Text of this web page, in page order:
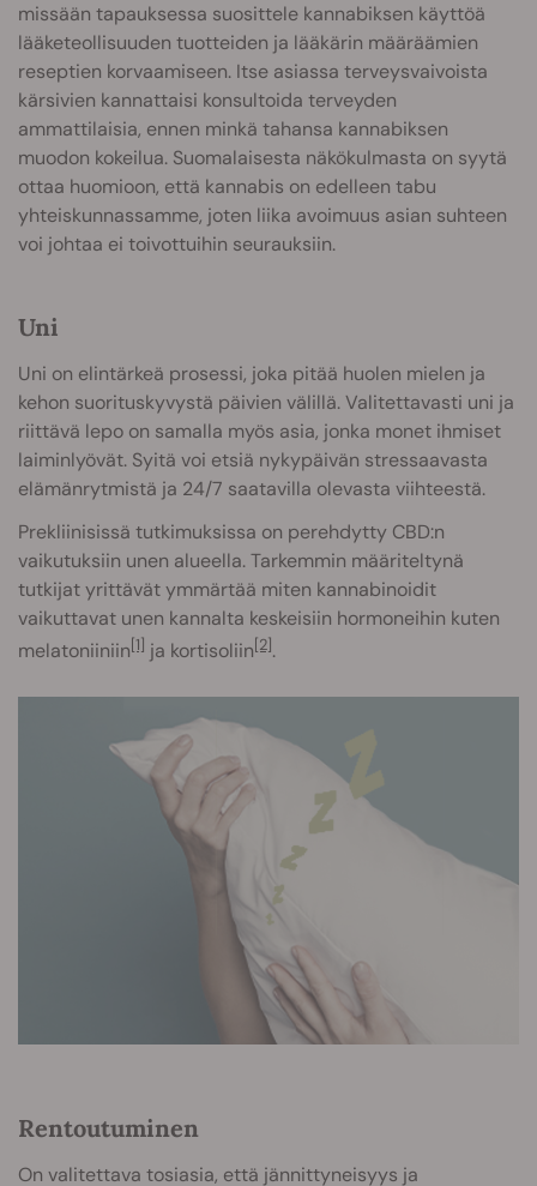
missään tapauksessa suosittele kannabiksen käyttöä
lääketeollisuuden tuotteiden ja lääkärin määräämien
reseptien korvaamiseen. Itse asiassa terveysvaivoista
kärsivien kannattaisi konsultoida terveyden
ammattilaisia, ennen minkä tahansa kannabiksen
muodon kokeilua. Suomalaisesta näkökulmasta on syytä
ottaa huomioon, että kannabis on edelleen tabu
yhteiskunnassamme, joten liika avoimuus asian suhteen
voi johtaa ei toivottuihin seurauksiin.
Uni
Uni on elintärkeä prosessi, joka pitää huolen mielen ja
kehon suorituskyvystä päivien välillä. Valitettavasti uni ja
riittävä lepo on samalla myös asia, jonka monet ihmiset
laiminlyövät. Syitä voi etsiä nykypäivän stressaavasta
elämänrytmistä ja 24/7 saatavilla olevasta viihteestä.
Prekliinisissä tutkimuksissa on perehdytty CBD:n
vaikutuksiin unen alueella. Tarkemmin määriteltynä
tutkijat yrittävät ymmärtää miten kannabinoidit
vaikuttavat unen kannalta keskeisiin hormoneihin kuten
melatoniiniin[1] ja kortisoliin[2].
Rentoutuminen
On valitettava tosiasia, että jännittyneisyys ja